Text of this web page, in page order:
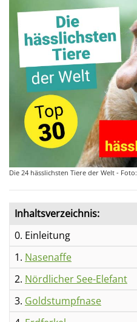
Die 24 hässlichsten Tiere der Welt -
Inhaltsverzeichnis:
0. Einleitung
1. Nasenaffe
2. Nördlicher See-Elefant
3. Goldstumpfnase